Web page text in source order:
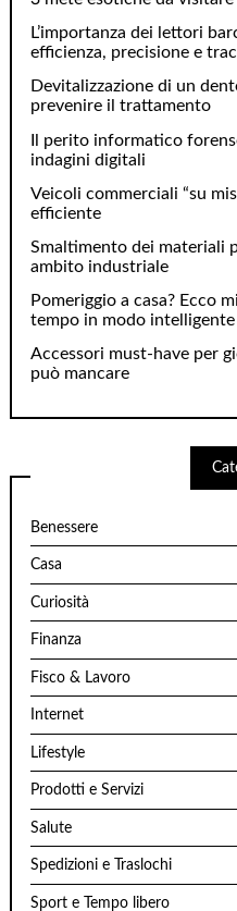
L’importanza dei lettori
efficienza, precisione e
Devitalizzazione di un
prevenire il trattamento
Il perito informatico
indagini digitali
Veicoli commerciali “su
efficiente
Smaltimento dei materiali
ambito industriale
Pomeriggio a casa? Ecco
tempo in modo intelligente
Accessori must-have per
può mancare
Benessere
Casa
Curiosità
Finanza
Fisco & Lavoro
Internet
Lifestyle
Prodotti e Servizi
Salute
Spedizioni e Traslochi
Sport e Tempo libero